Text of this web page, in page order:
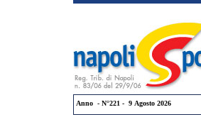
Anno - N°221 - 9 Agosto 2026